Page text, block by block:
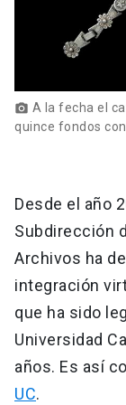
photo_camera A la fecha el
quince fondos
Desde el año
Subdirección
Archivos ha
integración
que ha sido
Universidad
años. Es así
UC.